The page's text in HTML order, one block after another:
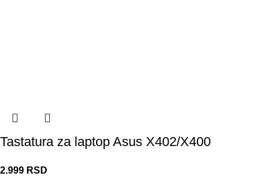
Tastatura za laptop Asus X402/X400
2.999 RSD